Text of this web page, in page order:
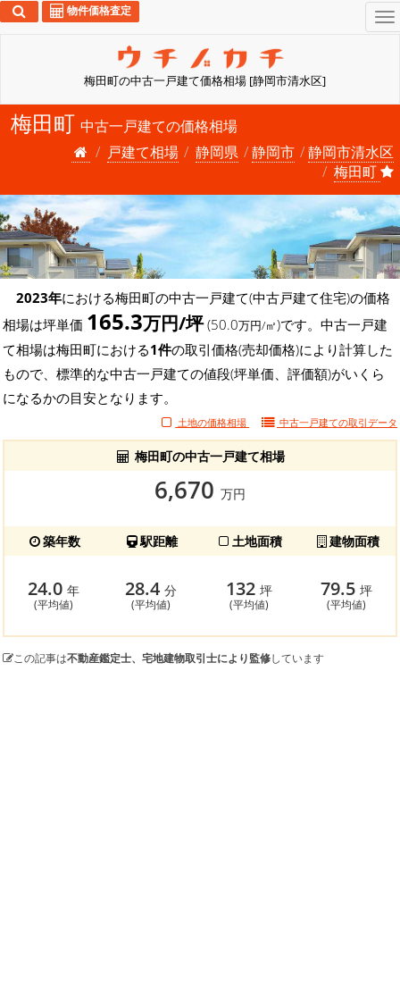
梅田町の中古一戸建て価格相場 [静岡市清水区]
物件価格査定
梅田町 中古一戸建ての価格相場
戸建て相場
静岡県 静岡市
静岡市清水区
梅田町
2023年における梅田町の中古一戸建て(中古戸建て住宅)の価格
相場は坪単価 165.3万円/坪(50.0万円/㎡)です。中古一戸建
て相場は梅田町における1件の取引価格(売却価格)により計算した
もので、標準的な中古一戸建ての値段(坪単価、評価額)がいくら
になるかの目安となります。
土地の価格相場 中古一戸建ての取引データ
梅田町の中古一戸建て相場
6,670 万円
築年数 駅距離 土地面積 建物面積
24.0 年
(平均値)
28.4分
(平均値)
132 坪
(平均値)
79.5坪
(平均値)
この記事は不動産鑑定士、宅地建物取引士により監修しています